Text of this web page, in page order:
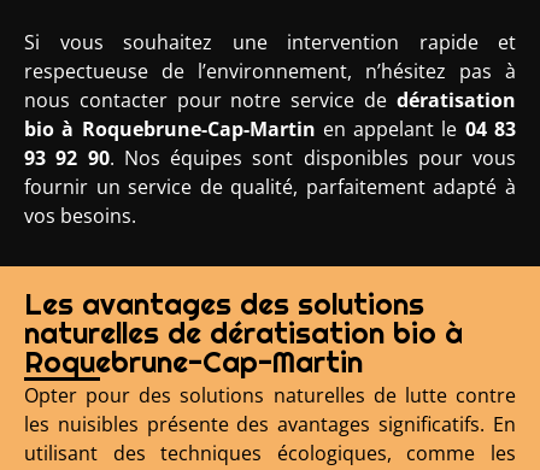
Si vous souhaitez une intervention rapide et
respectueuse de l’environnement, n’hésitez pas à
nous contacter pour notre service de dératisation
bio à Roquebrune-Cap-Martin en appelant le 04 83
93 92 90. Nos équipes sont disponibles pour vous
fournir un service de qualité, parfaitement adapté à
vos besoins.
Les avantages des solutions
naturelles de dératisation bio à
Roquebrune-Cap-Martin
Opter pour des solutions naturelles de lutte contre
les nuisibles présente des avantages significatifs. En
utilisant des techniques écologiques, comme les